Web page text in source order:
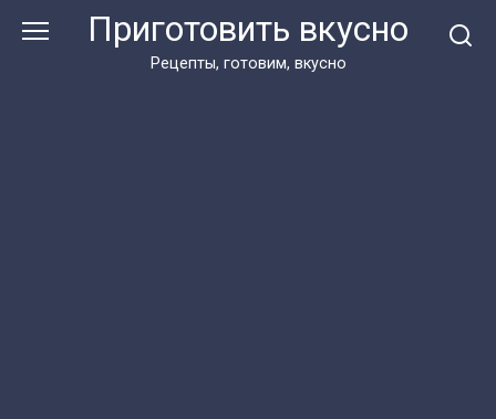
Приготовить вкусно
Рецепты, готовим, вкусно